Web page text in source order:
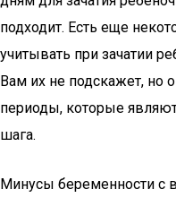
подходит. Есть еще
учитывать при зачатии
Вам их не подскажет, но
периоды, которые
шага.
Минусы беременности с